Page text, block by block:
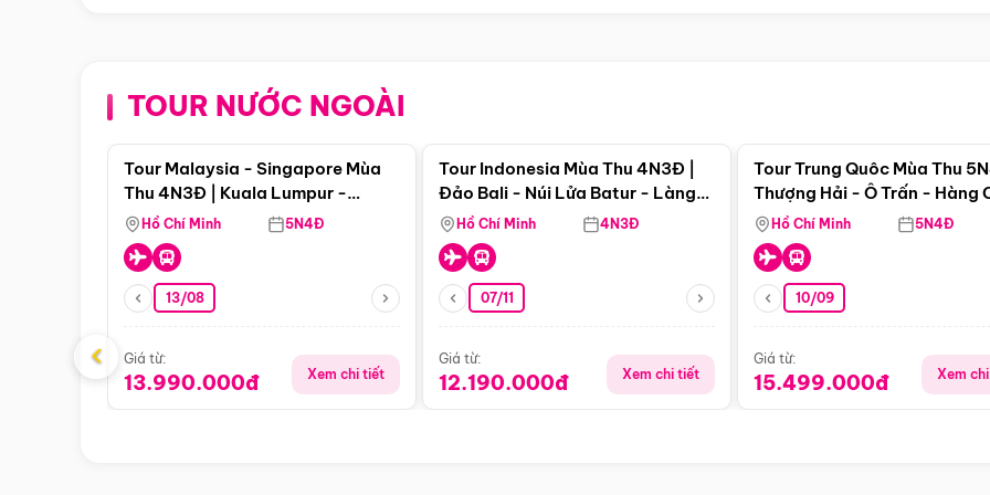
TOUR NƯỚC NGOÀI
Điểm nổi bật
Tour Malaysia - Singapore Mùa
Thu 4N3Đ | Kuala Lumpur -
Malacca - Johor Baru -
Singapore
Hồ Chí Minh 5N4Đ
13/08
Giá từ:
13.990.000đ Xem chi tiết
Tour Indonesia Mùa Thu 4N3Đ |
Đảo Bali - Núi Lửa Batur - Làng
Penglipuran
Hồ Chí Minh 4N3Đ
07/11
Giá từ:
12.190.000đ Xem chi tiết
Tour Trung Quôc Mùa Thu
Thượng Hải - Ô Trấn - Hàng
(Tour Không Shopping)
Hồ Chí Minh 5N4Đ
10/09
Giá từ:
15.499.000đ Xem
‹